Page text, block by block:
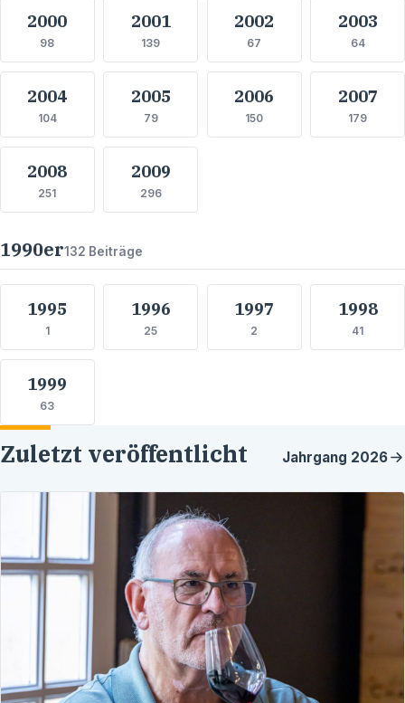
2000
98
2001
139
2002
67
2003
64
2004
104
2005
79
2006
150
2007
179
2008
251
2009
296
1990er132 Beiträge
1995
1
1996
25
1997
2
1998
41
1999
63
Zuletzt veröffentlicht Jahrgang 2026